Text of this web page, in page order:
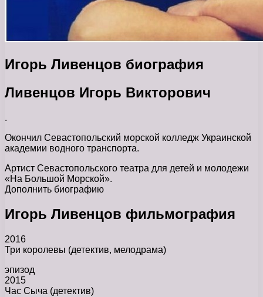
Игорь Ливенцов биография
Ливенцов Игорь Викторович
.
Окончил Севастопольский морской колледж Украинской
академии водного транспорта.
Артист Севастопольского театра для детей и молодежи
«На Большой Морской».
Дополнить биографию
Игорь Ливенцов фильмография
2016
Три королевы (детектив, мелодрама)
эпизод
2015
Час Сыча (детектив)